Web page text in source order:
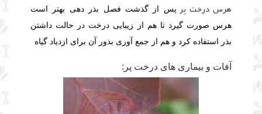
هرس درخت پر پس از گذشت فصل بذر دهی بهتر است
هرس صورت گیرد تا هم از زیبایی درخت در حالت داشتن
بذر استفاده کرد و هم از جمع آوری بذور آن برای ازدیاد گیاه
آفات و بیماری های درخت پر: